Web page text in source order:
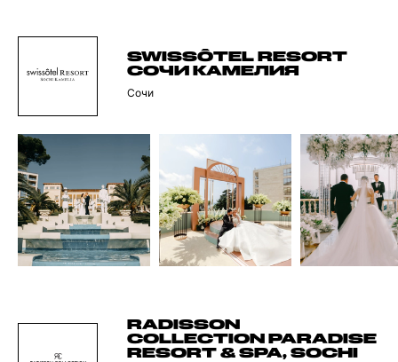
SWISSÔTEL RESORT
СОЧИ КАМЕЛИЯ
Сочи
RADISSON
COLLECTION PARADISE
RESORT & SPA, SOCHI